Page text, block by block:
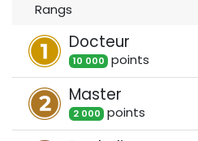
Rangs
Docteur
10 000 points
Master
2 000 points